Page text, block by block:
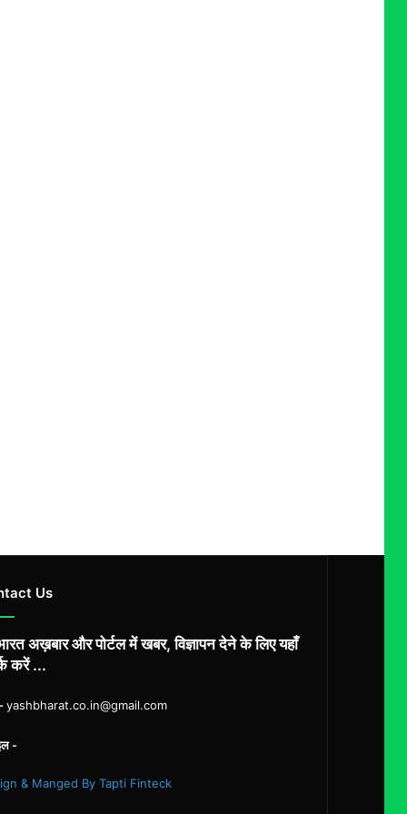
Us
अख़बार और पोर्टल में खबर, विज्ञापन देने के लिए यहाँ
करें ...
yashbharat.co.in@gmail.com
-
& Manged By Tapti Finteck